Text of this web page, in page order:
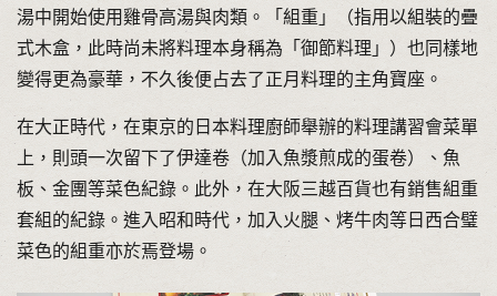
湯中開始使用雞骨高湯與肉類。「組重」（指用以組裝的疊
式木盒，此時尚未將料理本身稱為「御節料理」）也同樣地
變得更為豪華，不久後便占去了正月料理的主角寶座。
在大正時代，在東京的日本料理廚師舉辦的料理講習會菜單
上，則頭一次留下了伊達卷（加入魚漿煎成的蛋卷）、魚
板、金團等菜色紀錄。此外，在大阪三越百貨也有銷售組重
套組的紀錄。進入昭和時代，加入火腿、烤牛肉等日西合璧
菜色的組重亦於焉登場。